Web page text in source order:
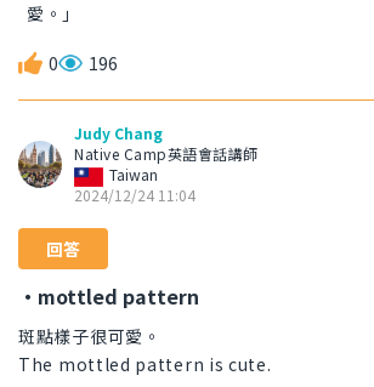
愛。」
0 196
Judy Chang
Native Camp英語會話講師
Taiwan
2024/12/24 11:04
回答
・mottled pattern
斑點樣子很可愛。
The mottled pattern is cute.